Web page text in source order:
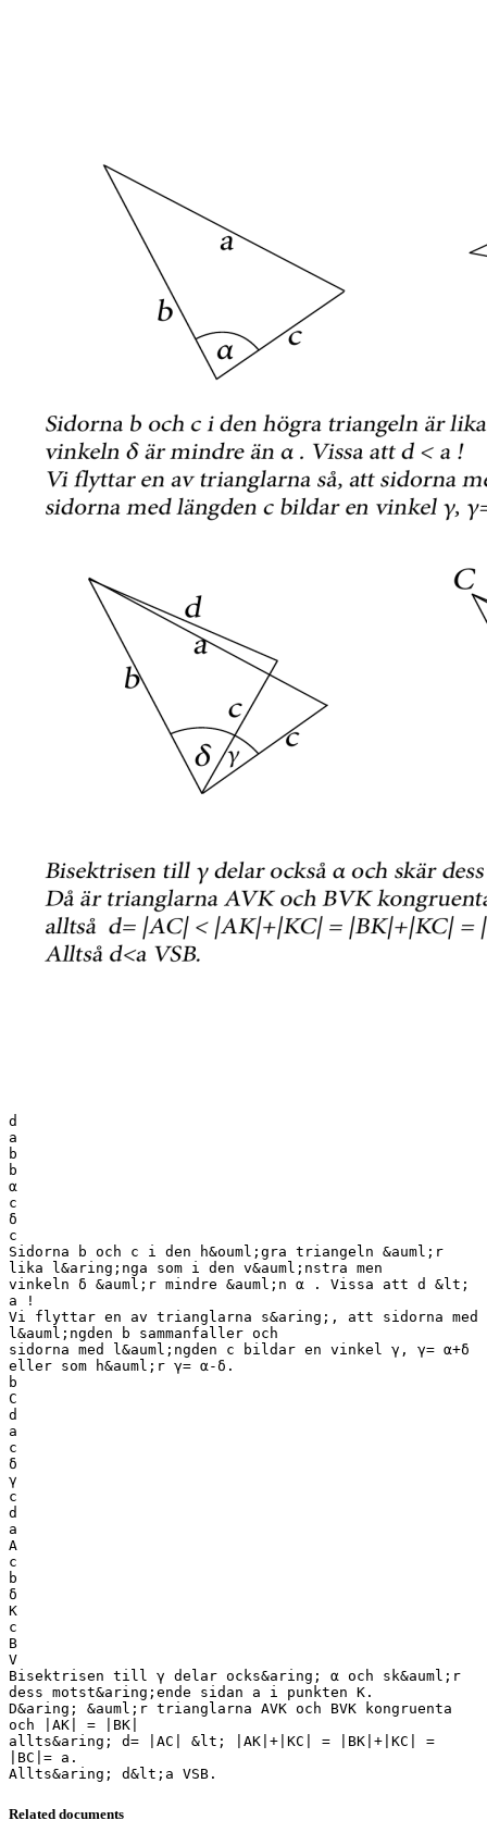
d
a
b
b
α
c
δ
c
Sidorna b och c i den h&ouml;gra triangeln &auml;r
lika l&aring;nga som i den v&auml;nstra men
vinkeln δ &auml;r mindre &auml;n α . Vissa att d &lt;
a !
Vi flyttar en av trianglarna s&aring;, att sidorna med
l&auml;ngden b sammanfaller och
sidorna med l&auml;ngden c bildar en vinkel γ, γ= α+δ
eller som h&auml;r γ= α-δ.
b
C
d
a
c
δ
γ
c
d
a
A
c
b
δ
K
c
B
V
Bisektrisen till γ delar ocks&aring; α och sk&auml;r
dess motst&aring;ende sidan a i punkten K.
D&aring; &auml;r trianglarna AVK och BVK kongruenta
och |AK| = |BK|
allts&aring; d= |AC| &lt; |AK|+|KC| = |BK|+|KC| =
|BC|= a.
Related documents